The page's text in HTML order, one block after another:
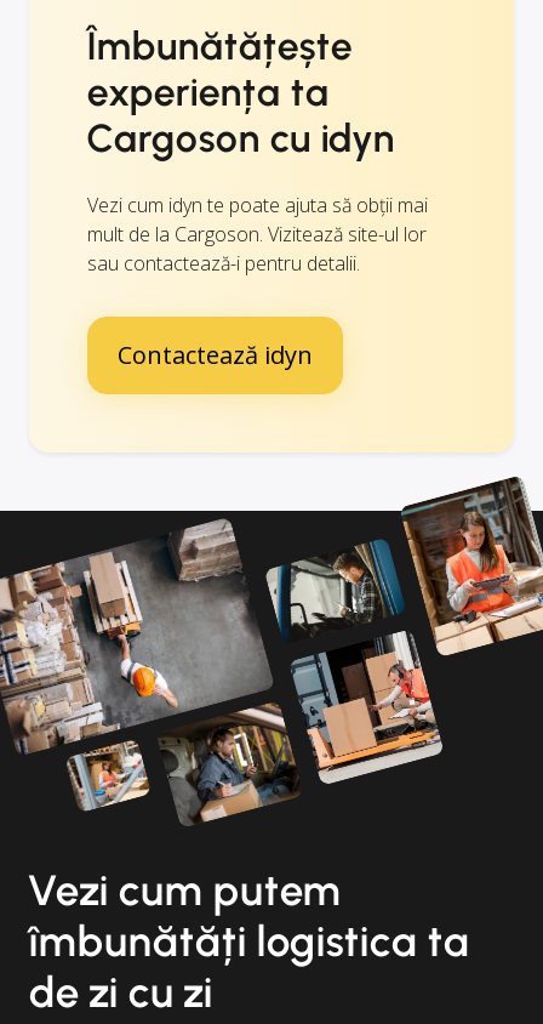
Îmbunătățește
experiența ta
Cargoson cu idyn
Vezi cum idyn te poate ajuta să obții mai
mult de la Cargoson. Vizitează site-ul lor
sau contactează-i pentru detalii.
Contactează idyn
Vezi cum putem
îmbunătăți logistica ta
de zi cu zi